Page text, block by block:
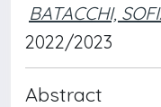
BATACCHI,
2022/2023
Abstract